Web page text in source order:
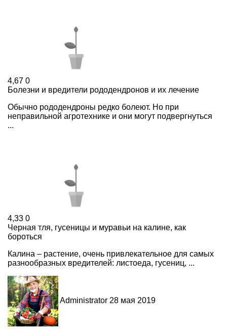
4,67 0
Болезни и вредители рододендронов и их лечение
Обычно рододендроны редко болеют. Но при
неправильной агротехнике и они могут подвергнуться
...
4,33 0
Черная тля, гусеницы и муравьи на калине, как
бороться
Калина – растение, очень привлекательное для самых
разнообразных вредителей: листоеда, гусениц, ...
Administrator 28 мая 2019